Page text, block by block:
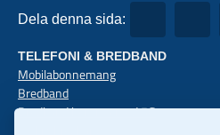
Dela denna sida:
TELEFONI & BREDBAND
Mobilabonnemang
Bredband
Bredband hemma med 5G